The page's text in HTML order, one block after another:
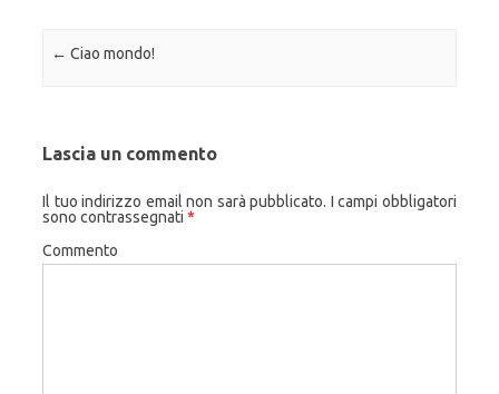
Navigazione articolo
← Ciao mondo!
Lascia un commento
Il tuo indirizzo email non sarà pubblicato. I campi obbligatori
sono contrassegnati *
Commento